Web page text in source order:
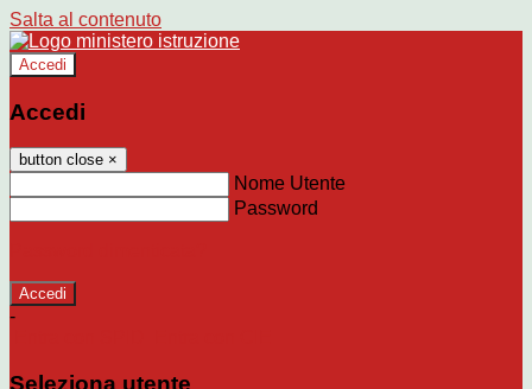
Salta al contenuto
Accedi
Accedi
button close ×
Nome Utente
Password
-
Seleziona utente